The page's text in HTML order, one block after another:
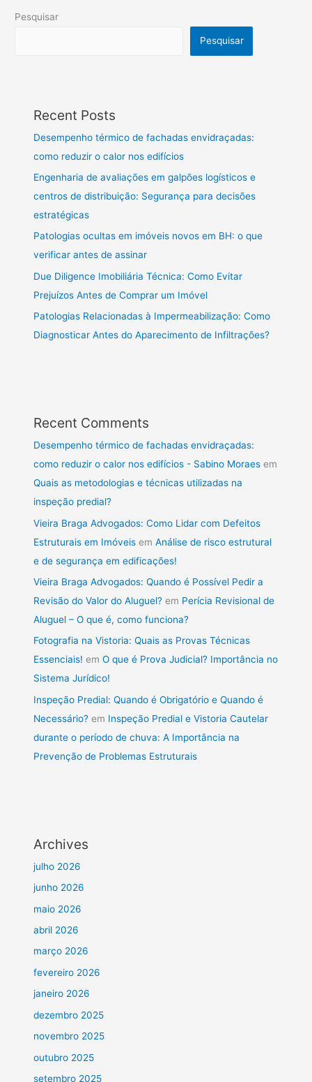
Pesquisar
Pesquisar
Recent Posts
Desempenho térmico de fachadas envidraçadas:
como reduzir o calor nos edifícios
Engenharia de avaliações em galpões logísticos e
centros de distribuição: Segurança para decisões
estratégicas
Patologias ocultas em imóveis novos em BH: o que
verificar antes de assinar
Due Diligence Imobiliária Técnica: Como Evitar
Prejuízos Antes de Comprar um Imóvel
Patologias Relacionadas à Impermeabilização: Como
Diagnosticar Antes do Aparecimento de Infiltrações?
Recent Comments
Desempenho térmico de fachadas envidraçadas:
como reduzir o calor nos edifícios - Sabino Moraes em
Quais as metodologias e técnicas utilizadas na
inspeção predial?
Vieira Braga Advogados: Como Lidar com Defeitos
Estruturais em Imóveis emAnálise de risco estrutural
e de segurança em edificações!
Vieira Braga Advogados: Quando é Possível Pedir a
Revisão do Valor do Aluguel? em Perícia Revisional de
Aluguel – O que é, como funciona?
Fotografia na Vistoria: Quais as Provas Técnicas
Essenciais! emO que é Prova Judicial? Importância no
Sistema Jurídico!
Inspeção Predial: Quando é Obrigatório e Quando é
Necessário? em Inspeção Predial e Vistoria Cautelar
durante o período de chuva: A Importância na
Prevenção de Problemas Estruturais
Archives
julho 2026
junho 2026
maio 2026
abril 2026
março 2026
fevereiro 2026
janeiro 2026
dezembro 2025
novembro 2025
outubro 2025
setembro 2025